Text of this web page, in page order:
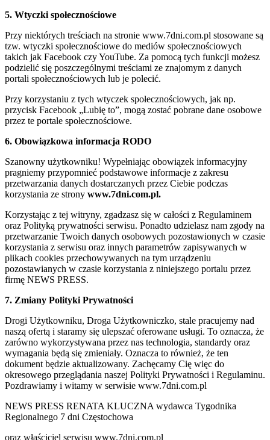
5. Wtyczki społecznościowe
Przy niektórych treściach na stronie www.7dni.com.pl stosowane są
tzw. wtyczki społecznościowe do mediów społecznościowych
takich jak Facebook czy YouTube. Za pomocą tych funkcji możesz
podzielić się poszczególnymi treściami ze znajomym z danych
portali społecznościowych lub je polecić.
Przy korzystaniu z tych wtyczek społecznościowych, jak np.
przycisk Facebook „Lubię to”, mogą zostać pobrane dane osobowe
przez te portale społecznościowe.
6. Obowiązkowa informacja RODO
Szanowny użytkowniku! Wypełniając obowiązek informacyjny
pragniemy przypomnieć podstawowe informacje z zakresu
przetwarzania danych dostarczanych przez Ciebie podczas
korzystania ze strony www.7dni.com.pl.
Korzystając z tej witryny, zgadzasz się w całości z Regulaminem
oraz Polityką prywatności serwisu. Ponadto udzielasz nam zgody na
przetwarzanie Twoich danych osobowych pozostawionych w czasie
korzystania z serwisu oraz innych parametrów zapisywanych w
plikach cookies przechowywanych na tym urządzeniu
pozostawianych w czasie korzystania z niniejszego portalu przez
firmę NEWS PRESS.
7. Zmiany Polityki Prywatności
Drogi Użytkowniku, Droga Użytkowniczko, stale pracujemy nad
naszą ofertą i staramy się ulepszać oferowane usługi. To oznacza, że
zarówno wykorzystywana przez nas technologia, standardy oraz
wymagania będą się zmieniały. Oznacza to również, że ten
dokument będzie aktualizowany. Zachęcamy Cię więc do
okresowego przeglądania naszej Polityki Prywatności i Regulaminu.
Pozdrawiamy i witamy w serwisie www.7dni.com.pl
NEWS PRESS RENATA KLUCZNA wydawca Tygodnika
Regionalnego 7 dni Częstochowa
oraz właściciel serwisu www.7dni.com.pl